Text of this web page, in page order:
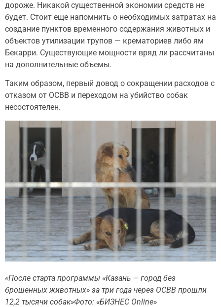
дороже. Никакой существенной экономии средств не
будет. Стоит еще напомнить о необходимых затратах на
создание пунктов временного содержания животных и
объектов утилизации трупов — крематориев либо ям
Бекарри. Существующие мощности вряд ли рассчитаны
на дополнительные объемы.
Таким образом, первый довод о сокращении расходов с
отказом от ОСВВ и переходом на убийство собак
несостоятелен.
«После старта программы «Казань — город без
брошенных животных» за три года через ОСВВ прошли
12,2 тысячи собак»Фото: «БИЗНЕС Online»